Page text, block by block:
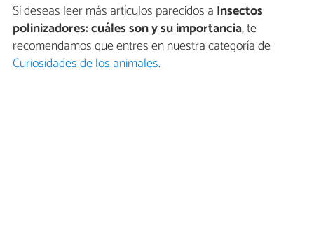
Si deseas leer más artículos parecidos a Insectos
polinizadores: cuáles son y su importancia, te
recomendamos que entres en nuestra categoría de
Curiosidades de los animales.